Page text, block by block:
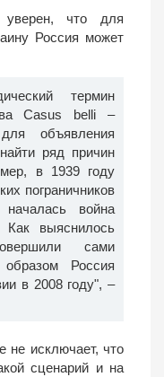
что для
Россия может
термин
Сasus belli –
объявления
ряд причин
в 1939 году
пограничников
война
выяснилось
сами
Россия
в 2008 году", –
не исключает, что
сценарий и на